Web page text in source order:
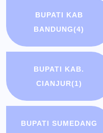
BUPATI KAB
BANDUNG(4)
BUPATI KAB.
CIANJUR(1)
BUPATI SUMEDANG